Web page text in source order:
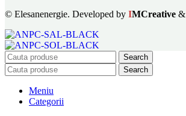
© Elesanenergie. Developed by IMCreative &
Search
Search
Meniu
Categorii